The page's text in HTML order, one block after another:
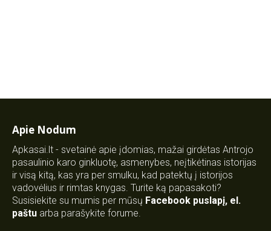
Apie Nodum
Apkasai.lt - svetainė apie įdomias, mažai girdėtas Antrojo
pasaulinio karo ginkluotę, asmenybes, neįtikėtinas istorijas
ir visą kitą, kas yra per smulku, kad patektų į istorijos
vadovėlius ir rimtas knygas. Turite ką papasakoti?
Susisiekite su mumis per mūsų Facebook puslapį, el.
paštu arba parašykite forume.